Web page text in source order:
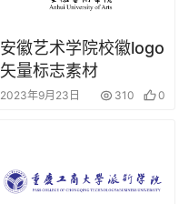
安徽艺术学院校徽logo
矢量标志素材
2023年9月23日 310 0